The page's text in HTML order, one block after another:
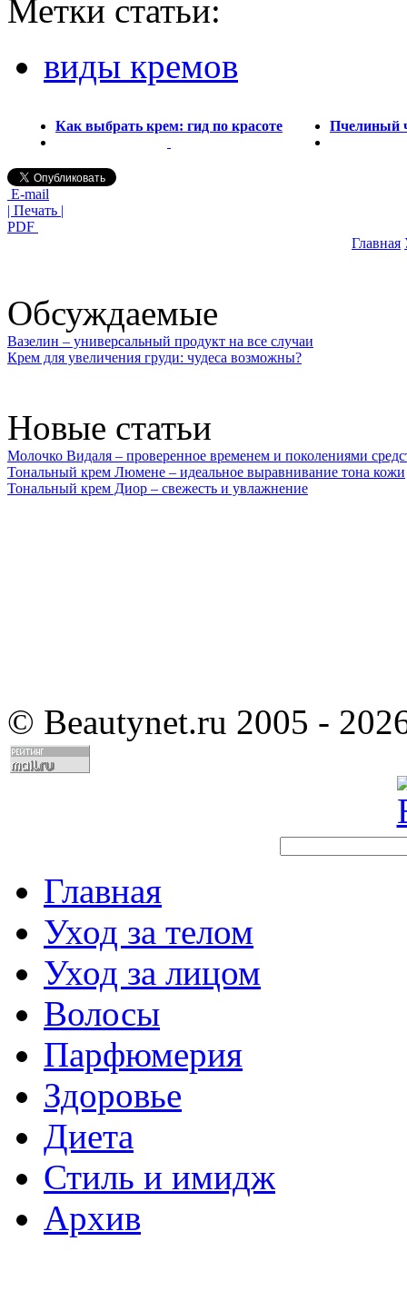
Метки статьи:
виды кремов
Как выбрать крем: гид по красоте Пчелиный
E-mail
| Печать |
PDF
Главная
Обсуждаемые
Вазелин – универсальный продукт на все случаи
Крем для увеличения груди: чудеса возможны?
Новые статьи
Молочко Видаля – проверенное временем и поколениями
Тональный крем Люмене – идеальное выравнивание тона кожи
Тональный крем Диор – свежесть и увлажнение
© Beautynet.ru 2005 -
Главная
Уход за телом
Уход за лицом
Волосы
Парфюмерия
Здоровье
Диета
Стиль и имидж
Архив